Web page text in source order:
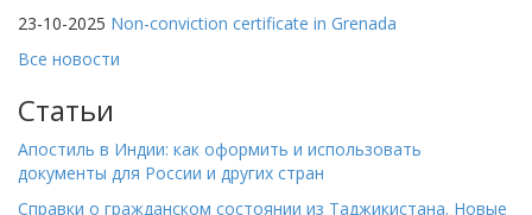
23-10-2025 Non-conviction certificate in Grenada
Все новости
Статьи
Апостиль в Индии: как оформить и использовать
документы для России и других стран
Справки о гражданском состоянии из Таджикистана. Новые